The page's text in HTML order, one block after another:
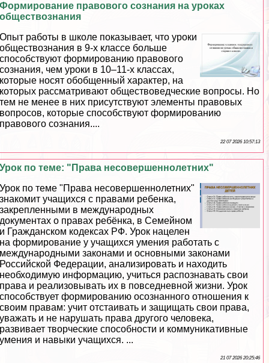
Формирование правового сознания на уроках
обществознания
Опыт работы в школе показывает, что уроки
обществознания в 9-х классе больше
способствуют формированию правового
сознания, чем уроки в 10–11-х классах,
которые носят обобщенный хаpaктер, на
которых рассматривают обществоведческие вопросы. Но
тем не менее в них присутствуют элементы правовых
вопросов, которые способствуют формированию
правового сознания....
22 07 2026 10:57:13
Урок по теме: "Права несовершеннолетних"
Урок по теме "Права несовершеннолетних"
знакомит учащихся с правами ребенка,
закрепленными в международных
документах о правах ребёнка, в Семейном
и Гражданском кодексах РФ. Урок нацелен
на формирование у учащихся умения работать с
международными законами и основными законами
Российской Федерации, анализировать и находить
необходимую информацию, учиться распознавать свои
права и реализовывать их в повседневной жизни. Урок
способствует формированию осознанного отношения к
своим правам: учит отстаивать и защищать свои права,
уважать и не нарушать права другого человека,
развивает творческие способности и коммуникативные
умения и навыки учащихся. ...
21 07 2026 20:25:46